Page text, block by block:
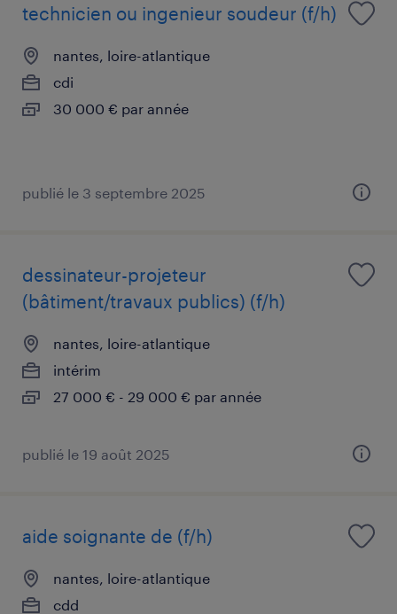
technicien ou ingenieur soudeur (f/h)
nantes, loire-atlantique
cdi
30 000 € par année
publié le 3 septembre 2025
dessinateur-projeteur
(bâtiment/travaux publics) (f/h)
nantes, loire-atlantique
intérim
27 000 € - 29 000 € par année
publié le 19 août 2025
aide soignante de (f/h)
nantes, loire-atlantique
cdd